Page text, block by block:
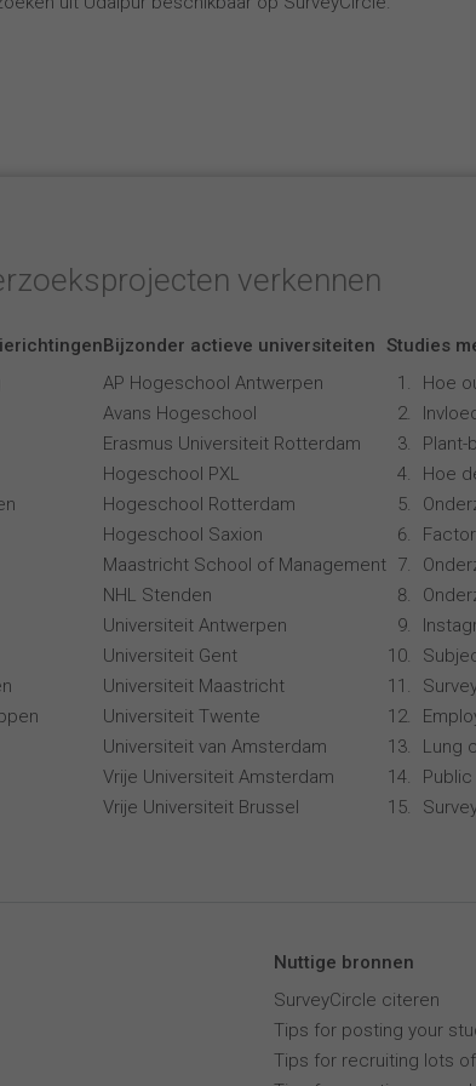
verkennen
Bijzonder actieve universiteiten
AP Hogeschool Antwerpen
Avans Hogeschool
Erasmus Universiteit Rotterdam
Hogeschool PXL
Hogeschool Rotterdam
Hogeschool Saxion
Maastricht School of Management
NHL Stenden
Universiteit Antwerpen
Universiteit Gent
Universiteit Maastricht
Universiteit Twente
Universiteit van Amsterdam
Vrije Universiteit Amsterdam
Vrije Universiteit Brussel
Studies
Hoe
Hoe
Lung
Nuttige bronnen
SurveyCircle citeren
Tips for posting your
Tips for recruiting lots